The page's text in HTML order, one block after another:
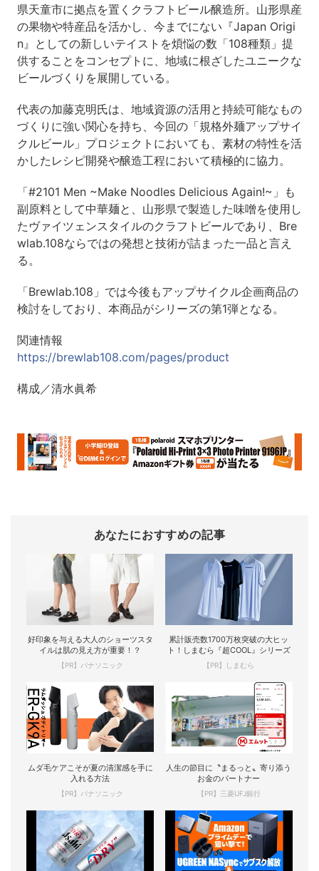
県天童市に拠点を置くクラフトビール醸造所。山形県産
の果物や特産品を活かし、今までにない『Japan Origi
n』としての新しいテイストを煩悩の数「108種類」提
供することをコンセプトに、地域に根ざしたユニークな
ビールづくりを展開している。
代表の加藤克明氏は、地域資源の活用と持続可能なもの
づくりに強い関心を持ち、今回の「規格外麺アップサイ
クルビール」プロジェクトにおいても、素材の特性を活
かしたレシピ開発や醸造工程において積極的に協力。
「#2101 Men ~Make Noodles Delicious Again!~」も
副原料として中華麺と、山形県で製造した味噌を使用し
たヴァイツェンスタイルのクラフトビールであり、Bre
wlab.108ならではの発想と技術が詰まった一品と言え
る。
「Brewlab.108」では今後もアップサイクル企画商品の
検討をしており、本商品がシリーズの第1弾となる。
関連情報
https://brewlab108.com/pages/product
構成／清水眞希
あなたにおすすめの記事
好印象を与える大人のショーツスタ
イルは肌の見え方が重要！？
【PR】パナソニック
累計販売数1700万枚突破の大ヒッ
ト！しまむら『超COOL』シリーズ
【PR】しまむら
ムダ毛ケアこそが夏の清潔感を手に
入れる方法
【PR】パナソニック
人生の節目に〝まるっと〟寄り添う
お金のパートナー
【PR】三菱UFJ銀行